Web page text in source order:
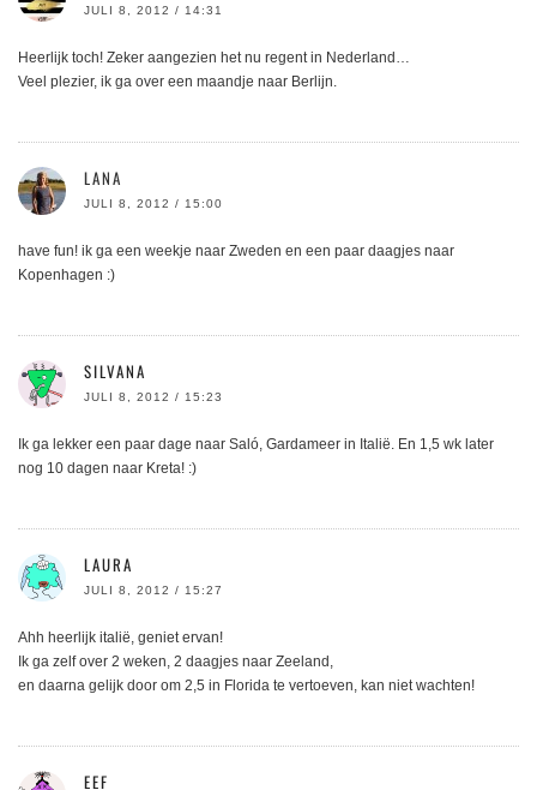
JULI 8, 2012 / 14:31
Heerlijk toch! Zeker aangezien het nu regent in Nederland…
Veel plezier, ik ga over een maandje naar Berlijn.
LANA
JULI 8, 2012 / 15:00
have fun! ik ga een weekje naar Zweden en een paar daagjes naar
Kopenhagen :)
SILVANA
JULI 8, 2012 / 15:23
Ik ga lekker een paar dage naar Saló, Gardameer in Italië. En 1,5 wk later
nog 10 dagen naar Kreta! :)
LAURA
JULI 8, 2012 / 15:27
Ahh heerlijk italië, geniet ervan!
Ik ga zelf over 2 weken, 2 daagjes naar Zeeland,
en daarna gelijk door om 2,5 in Florida te vertoeven, kan niet wachten!
EEF